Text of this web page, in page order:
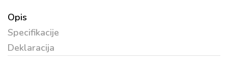
Opis
Specifikacije
Deklaracija